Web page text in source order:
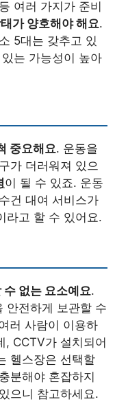
여러 가지가 준비
가 양호해야 해요.
5대는 갖추고 있
는 가능성이 높아
중요해요. 운동을
가 더러워져 있으
이 될 수 있죠. 운동
건 대여 서비스가
라고 할 수 있어요.
없는 요소예요.
안전하게 보관할 수
러 사람이 이용하
, CCTV가 설치되어
헬스장은 선택할
분해야 혼잡하지
으니 참고하세요.